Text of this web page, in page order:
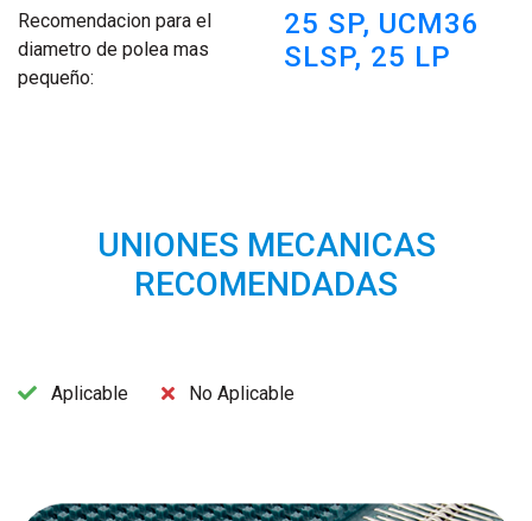
Recomendacion para el
diametro de polea mas
pequeño:
25 SP, UCM36
SLSP, 25 LP
UNIONES MECANICAS
RECOMENDADAS
Aplicable No Aplicable